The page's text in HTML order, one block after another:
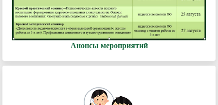
Анонсы мероприятий